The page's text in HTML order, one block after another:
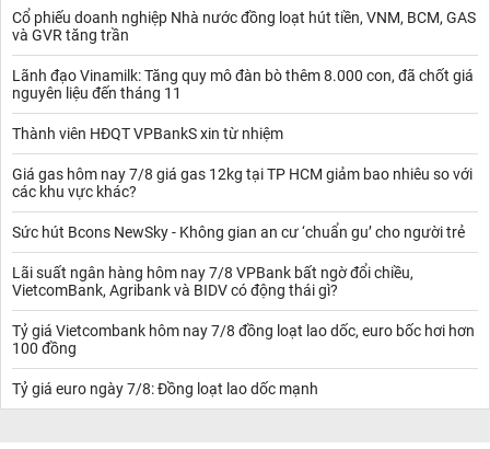
Cổ phiếu doanh nghiệp Nhà nước đồng loạt hút tiền, VNM, BCM, GAS
và GVR tăng trần
Lãnh đạo Vinamilk: Tăng quy mô đàn bò thêm 8.000 con, đã chốt giá
nguyên liệu đến tháng 11
Thành viên HĐQT VPBankS xin từ nhiệm
Giá gas hôm nay 7/8 giá gas 12kg tại TP HCM giảm bao nhiêu so với
các khu vực khác?
Sức hút Bcons NewSky - Không gian an cư ‘chuẩn gu’ cho người trẻ
Lãi suất ngân hàng hôm nay 7/8 VPBank bất ngờ đổi chiều,
VietcomBank, Agribank và BIDV có động thái gì?
Tỷ giá Vietcombank hôm nay 7/8 đồng loạt lao dốc, euro bốc hơi hơn
100 đồng
Tỷ giá euro ngày 7/8: Đồng loạt lao dốc mạnh